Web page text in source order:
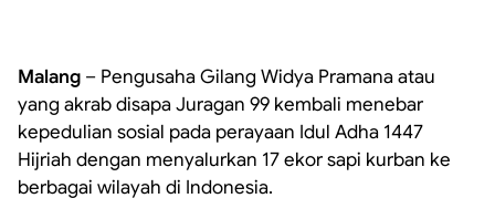
Malang – Pengusaha Gilang Widya Pramana atau
yang akrab disapa Juragan 99 kembali menebar
kepedulian sosial pada perayaan Idul Adha 1447
Hijriah dengan menyalurkan 17 ekor sapi kurban ke
berbagai wilayah di Indonesia.